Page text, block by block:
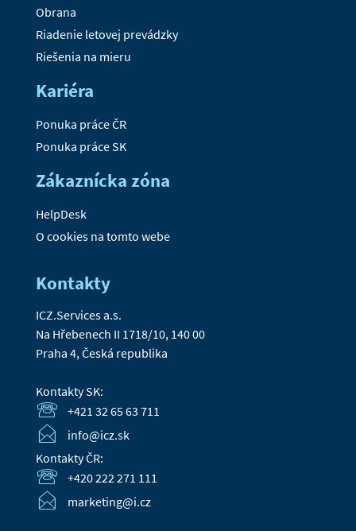
Obrana
Riadenie letovej prevádzky
Riešenia na mieru
Kariéra
Ponuka práce ČR
Ponuka práce SK
Zákaznícka zóna
HelpDesk
O cookies na tomto webe
Kontakty
ICZ.Services a.s.
Na Hřebenech II 1718/10, 140 00
Praha 4, Česká republika
Kontakty SK:
+421 32 65 63 711
info@icz.sk
Kontakty ČR:
+420 222 271 111
marketing@i.cz